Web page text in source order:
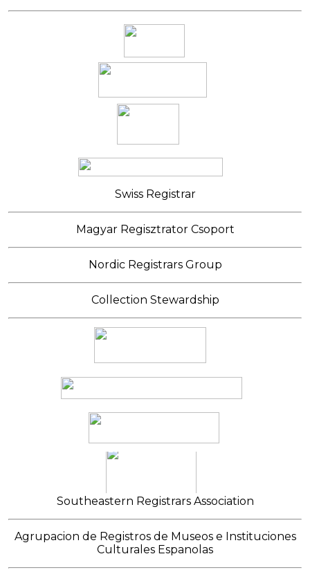
Swiss Registrar
Magyar Regisztrator Csoport
Nordic Registrars Group
Collection Stewardship
Southeastern Registrars Association
Agrupacion de Registros de Museos e Instituciones
Culturales Espanolas